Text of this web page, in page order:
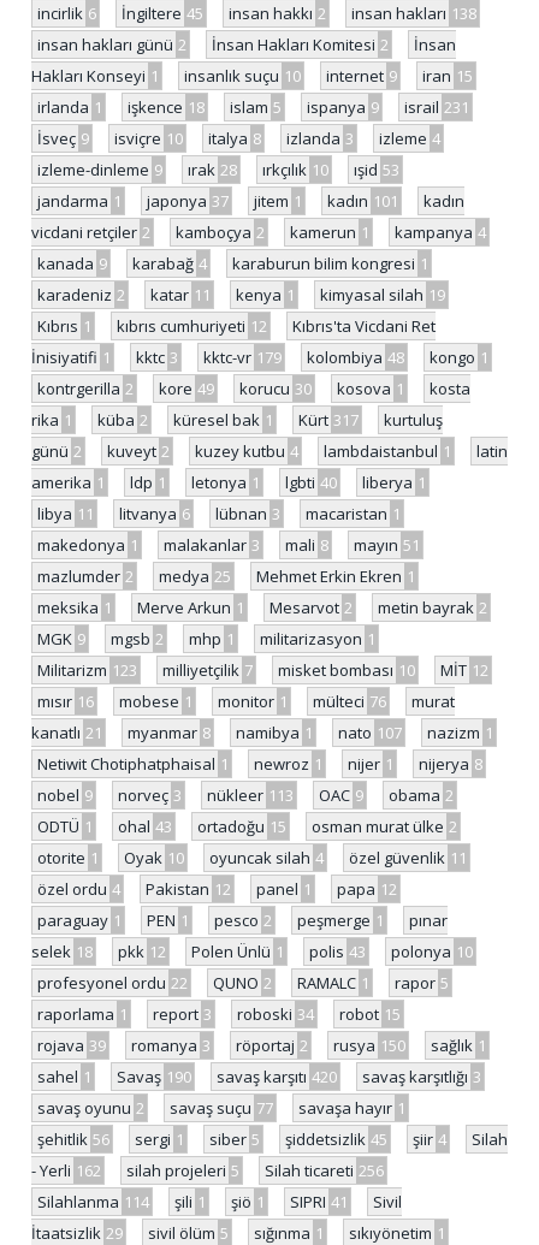
incirlik 6 İngiltere 45 insan hakkı 2 insan hakları 138
insan hakları günü 2 İnsan Hakları Komitesi 2
İnsan
Hakları Konseyi 1 insanlık suçu 10 internet 9 iran 15
irlanda 1 işkence 18 islam 5 ispanya 9 israil 231
İsveç 9 isviçre 10 italya 8 izlanda 3 izleme 4
izleme-dinleme 9 ırak 28 ırkçılık 10 ışid 53
jandarma 1 japonya 37 jitem 1 kadın 101
kadın
vicdani retçiler 2 kamboçya 2 kamerun 1 kampanya 4
kanada 9 karabağ 4 karaburun bilim kongresi 1
karadeniz 2 katar 11 kenya 1 kimyasal silah 19
Kıbrıs 1 kıbrıs cumhuriyeti 12
Kıbrıs'ta Vicdani Ret
İnisiyatifi 1 kktc 3 kktc-vr 179 kolombiya 48 kongo 1
kontrgerilla 2 kore 49 korucu 30 kosova 1
kosta
rika 1 küba 2 küresel bak 1 Kürt 317
kurtuluş
günü 2 kuveyt 2 kuzey kutbu 4 lambdaistanbul 1
latin
amerika 1 ldp 1 letonya 1 lgbti 40 liberya 1
libya 11 litvanya 6 lübnan 3 macaristan 1
makedonya 1 malakanlar 3 mali 8 mayın 51
mazlumder 2 medya 25 Mehmet Erkin Ekren 1
meksika 1 Merve Arkun 1 Mesarvot 2 metin bayrak 2
MGK 9 mgsb 2 mhp 1 militarizasyon 1
Militarizm 123 milliyetçilik 7 misket bombası 10 MİT 12
mısır 16 mobese 1 monitor 1 mülteci 76
murat
kanatlı 21 myanmar 8 namibya 1 nato 107 nazizm 1
Netiwit Chotiphatphaisal 1 newroz 1 nijer 1 nijerya 8
nobel 9 norveç 3 nükleer 113 OAC 9 obama 2
ODTÜ 1 ohal 43 ortadoğu 15 osman murat ülke 2
otorite 1 Oyak 10 oyuncak silah 4 özel güvenlik 11
özel ordu 4 Pakistan 12 panel 1 papa 12
paraguay 1 PEN 1 pesco 2 peşmerge 1
pınar
selek 18 pkk 12 Polen Ünlü 1 polis 43 polonya 10
profesyonel ordu 22 QUNO 2 RAMALC 1 rapor 5
raporlama 1 report 3 roboski 34 robot 15
rojava 39 romanya 3 röportaj 2 rusya 150 sağlık 1
sahel 1 Savaş 190 savaş karşıtı 420 savaş karşıtlığı 3
savaş oyunu 2 savaş suçu 77 savaşa hayır 1
şehitlik 56 sergi 1 siber 5 şiddetsizlik 45 şiir 4
Silah
- Yerli 162 silah projeleri 5 Silah ticareti 256
Silahlanma 114 şili 1 şiö 1 SIPRI 41
Sivil
İtaatsizlik 29 sivil ölüm 5 sığınma 1 sıkıyönetim 1